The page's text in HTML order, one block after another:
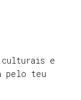
culturais e
pelo teu